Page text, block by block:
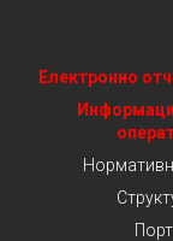
Електронно